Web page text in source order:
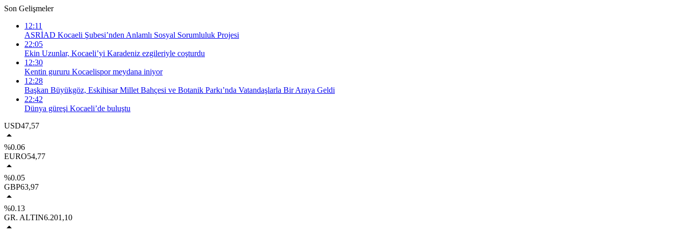
Son Gelişmeler
12:11
ASRİAD Kocaeli Şubesi’nden Anlamlı Sosyal Sorumluluk Projesi
22:05
Ekin Uzunlar, Kocaeli’yi Karadeniz ezgileriyle coşturdu
12:30
Kentin gururu Kocaelispor meydana iniyor
12:28
Başkan Büyükgöz, Eskihisar Millet Bahçesi ve Botanik Parkı’nda Vatandaşlarla Bir Araya Geldi
22:42
Dünya güreşi Kocaeli’de buluştu
USD47,57
%0.06
EURO54,77
%0.05
GBP63,97
%0.13
GR. ALTIN6.201,10